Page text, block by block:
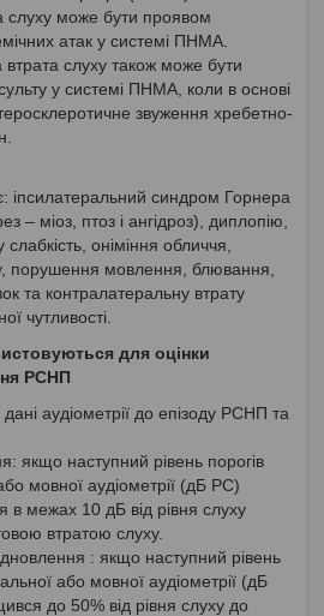
слуху може бути проявом
атак у системі ПНМА.
втрата слуху також може бути
у системі ПНМА, коли в основі
звуження хребетно-
синдром Горнера
– міоз, птоз і ангідроз), диплопію,
оніміння обличчя,
порушення мовлення, блювання,
та контралатеральну втрату
чутливості.
для оцінки
РСНП
аудіометрії до епізоду РСНП та
якщо наступний рівень порогів
мовної аудіометрії (дБ PC)
в межах 10 дБ від рівня слуху
втратою слуху.
: якщо наступний рівень
або мовної аудіометрії (дБ
до 50% від рівня слуху до